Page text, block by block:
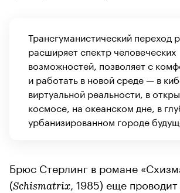
Трансгуманистический переход
расширяет спектр человеческих
возможностей, позволяет с
и работать в новой среде — в
виртуальной реальности, в
космосе, на океанском дне, в
урбанизированном городе
Брюс Стерлинг в романе
(Schismatrix , 1985) еще